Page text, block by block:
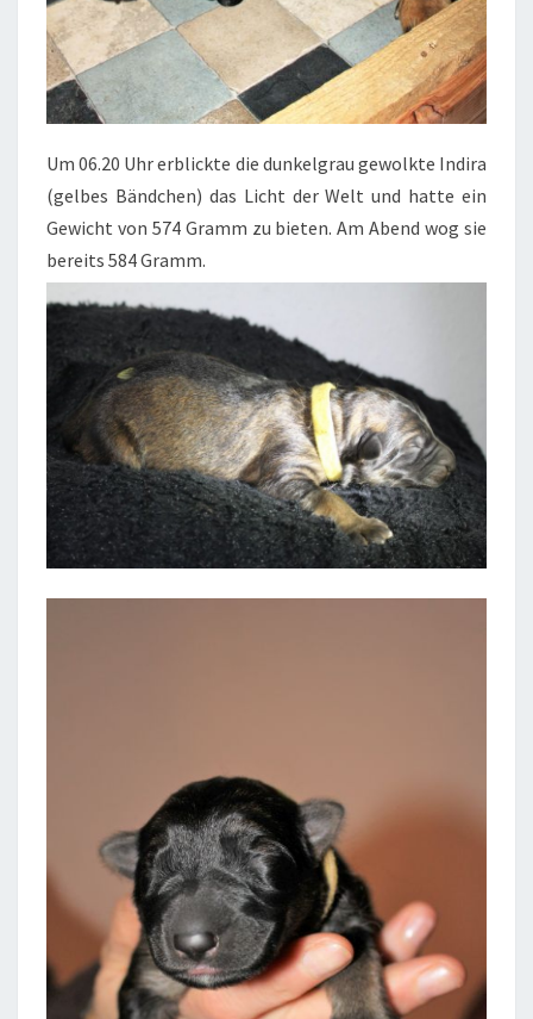
Um 06.20 Uhr erblickte die dunkelgrau gewolkte Indira
(gelbes Bändchen) das Licht der Welt und hatte ein
Gewicht von 574 Gramm zu bieten. Am Abend wog sie
bereits 584 Gramm.